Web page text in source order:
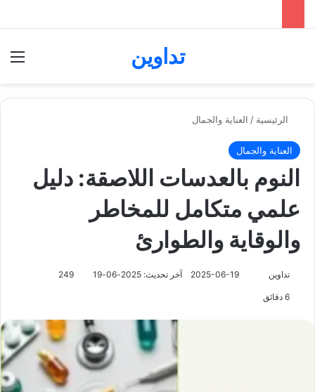
تداوين
الرئيسية / العناية والجمال
العناية والجمال
النوم بالعدسات اللاصقة: دليل
علمي متكامل للمخاطر
والوقاية والطوارئ
تداوين 2025-06-19 آخر تحديث: 2025-06-19 249